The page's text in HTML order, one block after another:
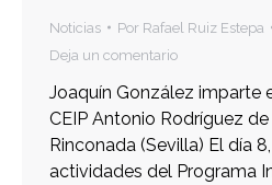
Noticias Por Rafael Ruiz Estepa
Deja un comentario
Joaquín González imparte
CEIP Antonio Rodríguez
Rinconada (Sevilla) El día
actividades del Programa